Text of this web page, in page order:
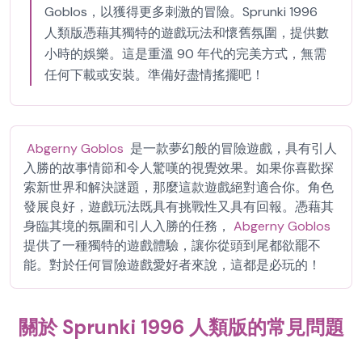
Goblos，以獲得更多刺激的冒險。Sprunki 1996
人類版憑藉其獨特的遊戲玩法和懷舊氛圍，提供數
小時的娛樂。這是重溫 90 年代的完美方式，無需
任何下載或安裝。準備好盡情搖擺吧！
Abgerny Goblos 是一款夢幻般的冒險遊戲，具有引人
入勝的故事情節和令人驚嘆的視覺效果。如果你喜歡探
索新世界和解決謎題，那麼這款遊戲絕對適合你。角色
發展良好，遊戲玩法既具有挑戰性又具有回報。憑藉其
身臨其境的氛圍和引人入勝的任務， Abgerny Goblos
提供了一種獨特的遊戲體驗，讓你從頭到尾都欲罷不
能。對於任何冒險遊戲愛好者來說，這都是必玩的！
關於 Sprunki 1996 人類版的常見問題